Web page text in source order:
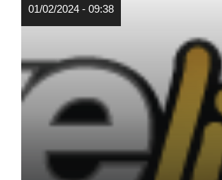
01/02/2024 - 09:38